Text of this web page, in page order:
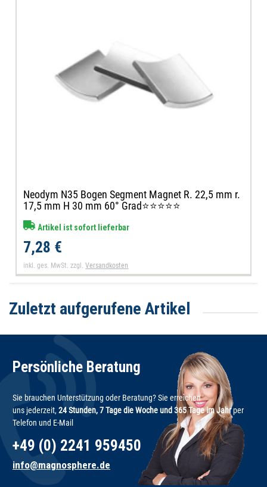
Neodym N35 Bogen Segment Magnet R. 22,5 mm r.
17,5 mm H 30 mm 60° Grad⭐⭐⭐⭐⭐
Artikel ist sofort lieferbar
7,28 €
inkl. ges. MwSt. zzgl.Versandkosten
Zuletzt aufgerufene Artikel
Persönliche Beratung
Sie brauchen Unterstützung oder Beratung? Sie erreichen
uns jederzeit, 24 Stunden, 7 Tage die Woche und 365 Tage im Jahrper
Telefon und E-Mail
+49 (0) 2241 959450
info@magnosphere.de